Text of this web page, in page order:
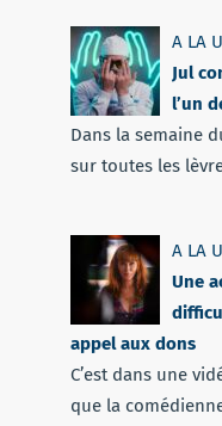
A LA
Jul
l’un
Dans la semaine
sur toutes les
A LA
Une
appel aux dons
C’est dans une
que la